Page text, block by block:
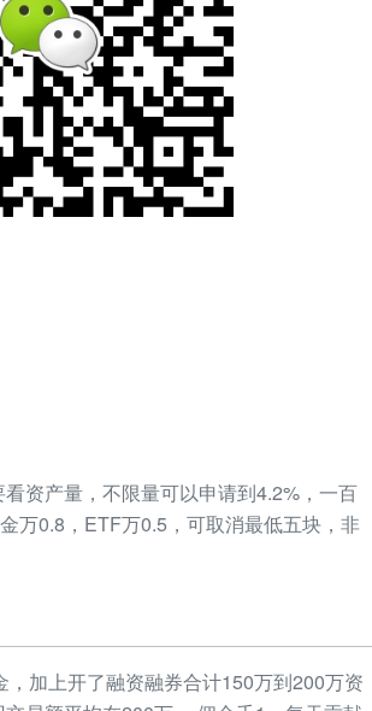
资产量，不限量可以申请到4.2%，一百
万0.8，ETF万0.5，可取消最低五块，非
加上开了融资融券合计150万到200万资